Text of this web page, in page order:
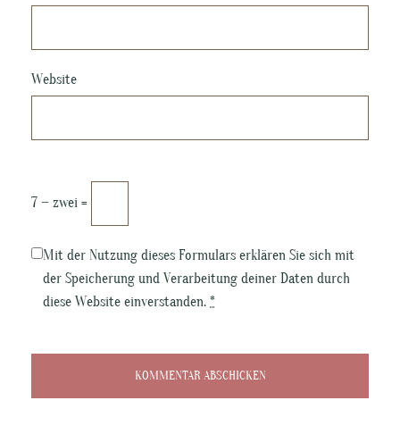
Website
7 − zwei =
Mit der Nutzung dieses Formulars erklären Sie sich mit
der Speicherung und Verarbeitung deiner Daten durch
diese Website einverstanden. *